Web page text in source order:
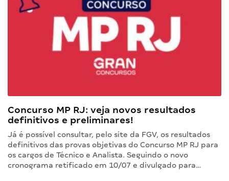
Concurso MP RJ: veja novos resultados
definitivos e preliminares!
Já é possível consultar, pelo site da FGV, os resultados
definitivos das provas objetivas do Concurso MP RJ para
os cargos de Técnico e Analista. Seguindo o novo
cronograma retificado em 10/07 e divulgado para…